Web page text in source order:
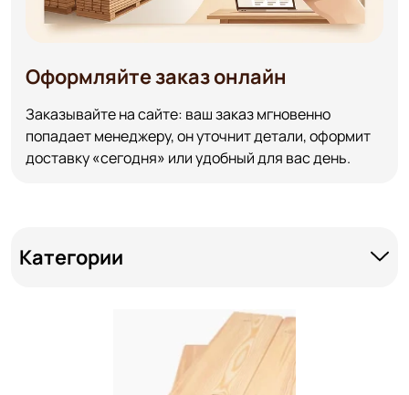
Оформляйте заказ онлайн
Заказывайте на сайте: ваш заказ мгновенно
попадает менеджеру, он уточнит детали, оформит
доставку «сегодня» или удобный для вас день.
Категории